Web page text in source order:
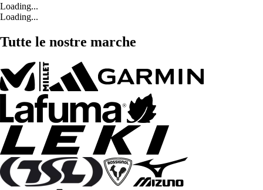
Loading...
Loading...
Tutte le nostre marche